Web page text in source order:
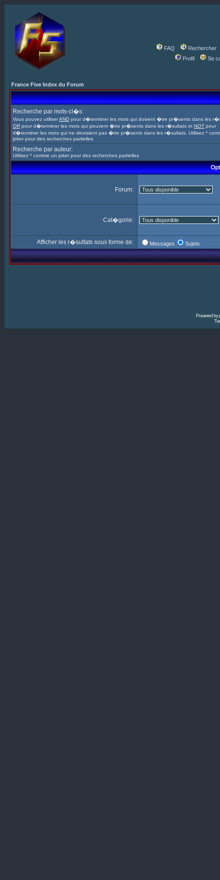
FAQ
Rechercher
Profil
Se
France Five Index du Forum
Recherche par mots-cl�s:
Vous pouvez utiliserAND pour d�terminer les mots qui doivent �tre pr�sents dans les
OR pour d�terminer les mots qui peuvent �tre pr�sents dans les r�sultats et NOT pour
d�terminer les mots qui ne devraient pas �tre pr�sents dans les r�sultats. Utilisez *
joker pour des recherches partielles
Recherche par auteur:
Utilisez * comme un joker pour des recherches partielles
Forum:
Cat�gorie:
Afficher les r�sultats sous forme de: Messages Sujets
Powered by